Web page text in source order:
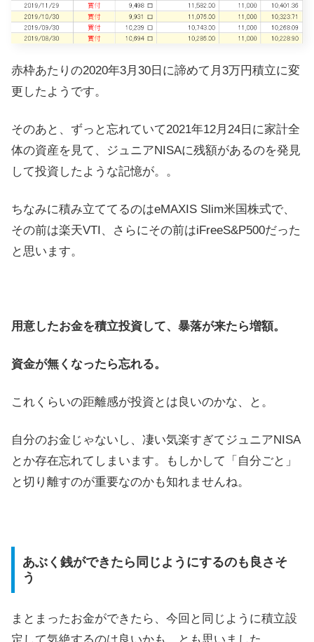
赤枠あたりの2020年3月30日に諦めて月3万円積立に変
更したようです。
そのあと、ずっと忘れていて2021年12月24日に家計全
体の資産を見て、ジュニアNISAに残額があるのを発見
して投資したような記憶が。。
ちなみに積み立ててるのはeMAXIS Slim米国株式で、
その前は楽天VTI、さらにその前はiFreeS&P500だった
と思います。
用意したお金を積立投資して、暴落が来たら増額。
資金が無くなったら忘れる。
これくらいの距離感が投資とは良いのかな、と。
自分のお金じゃないし、凄い気楽すぎてジュニアNISA
とか存在忘れてしまいます。もしかして「自分ごと」
と切り離すのが重要なのかも知れませんね。
あぶく銭ができたら同じようにするのも良さそ
う
まとまったお金ができたら、今回と同じように積立設